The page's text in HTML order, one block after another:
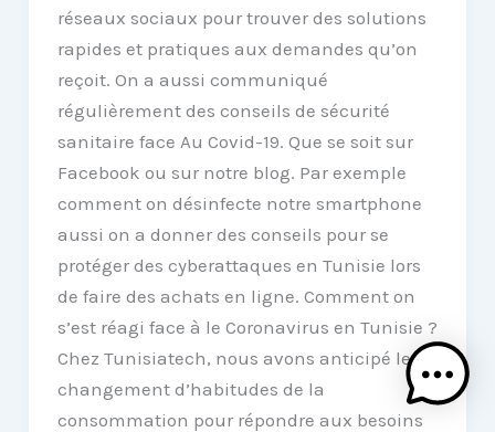
réseaux sociaux pour trouver des solutions
rapides et pratiques aux demandes qu’on
reçoit. On a aussi communiqué
régulièrement des conseils de sécurité
sanitaire face Au Covid-19. Que se soit sur
Facebook ou sur notre blog. Par exemple
comment on désinfecte notre smartphone
aussi on a donner des conseils pour se
protéger des cyberattaques en Tunisie lors
de faire des achats en ligne. Comment on
s’est réagi face à le Coronavirus en Tunisie ?
Chez Tunisiatech, nous avons anticipé le
changement d’habitudes de la
consommation pour répondre aux besoins